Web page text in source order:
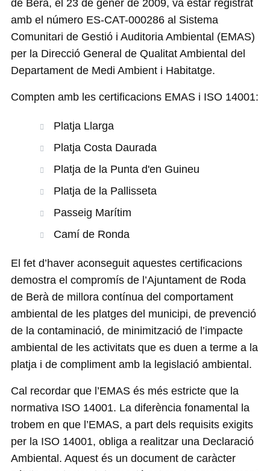
de Berà, el 23 de gener de 2009, va estar registrat
amb el número ES-CAT-000286 al Sistema
Comunitari de Gestió i Auditoria Ambiental (EMAS)
per la Direcció General de Qualitat Ambiental del
Departament de Medi Ambient i Habitatge.
Compten amb les certificacions EMAS i ISO 14001:
Platja Llarga
Platja Costa Daurada
Platja de la Punta d'en Guineu
Platja de la Pallisseta
Passeig Marítim
Camí de Ronda
El fet d’haver aconseguit aquestes certificacions
demostra el compromís de l’Ajuntament de Roda
de Berà de millora contínua del comportament
ambiental de les platges del municipi, de prevenció
de la contaminació, de minimització de l’impacte
ambiental de les activitats que es duen a terme a la
platja i de compliment amb la legislació ambiental.
Cal recordar que l’EMAS és més estricte que la
normativa ISO 14001. La diferència fonamental la
trobem en que l’EMAS, a part dels requisits exigits
per la ISO 14001, obliga a realitzar una Declaració
Ambiental. Aquest és un document de caràcter